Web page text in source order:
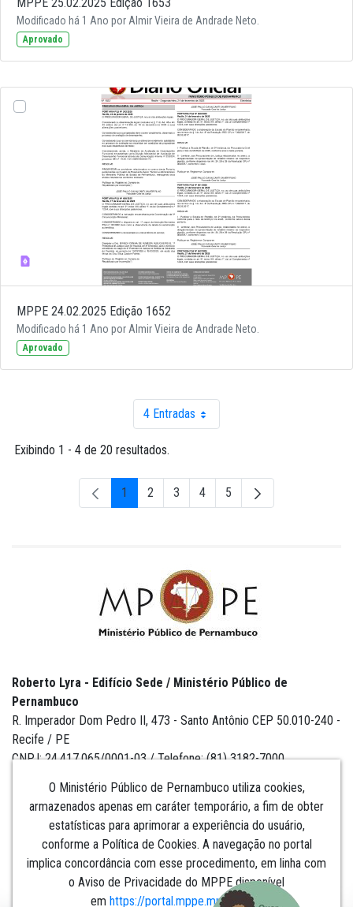
Modificado há 1 Ano por Almir Vieira de Andrade Neto.
Aprovado
MPPE 24.02.2025 Edição 1652
Modificado há 1 Ano por Almir Vieira de Andrade Neto.
Aprovado
4 EntradasPor página
Exibindo 1 - 4 de 20 resultados.
Página
1 Página
2 Página
3 Página
4 Página
5
O Ministério Público de Pernambuco utiliza cookies,
armazenados apenas em caráter temporário, a fim de obter
estatísticas para aprimorar a experiência do usuário,
conforme a Política de Cookies. A navegação no portal
implica concordância com esse procedimento, em linha com
o Aviso de Privacidade do MPPE disponível
em https://portal.mppe.mp.br/lgpd.​​​​​​​
Roberto Lyra - Edifício Sede / Ministério Público de
Pernambuco
R. Imperador Dom Pedro II, 473 - Santo Antônio CEP 50.010-240 -
Recife / PE
CNPJ: 24.417.065/0001-03 / Telefone: (81) 3182-7000
Institucional
Comunicação